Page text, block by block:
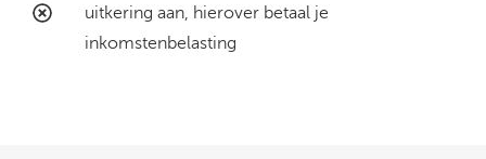
uitkering aan, hierover betaal je
inkomstenbelasting​​